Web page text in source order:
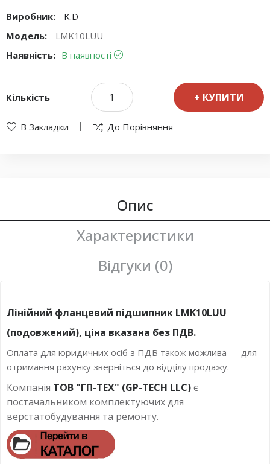
Виробник:
K.D
Модель:
LMK10LUU
Наявність: В наявності
Кількість КУПИТИ
В Закладки До Порівняння
Опис
Характеристики
Відгуки (0)
Лінійний фланцевий підшипник LMK10LUU
(подовжений), ціна вказана без ПДВ.
Оплата для юридичних осіб з ПДВ також можлива — для
отримання рахунку зверніться до відділу продажу.
Компанія ТОВ "ГП-ТЕХ" (GP-TECH LLC)є
постачальником комплектуючих для
верстатобудування та ремонту.